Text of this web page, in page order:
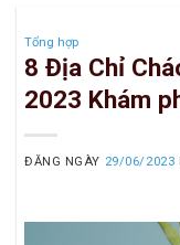
Tổng hợp
8 Địa Chỉ
2023 Khám
ĐĂNG NGÀY 29/06/2023